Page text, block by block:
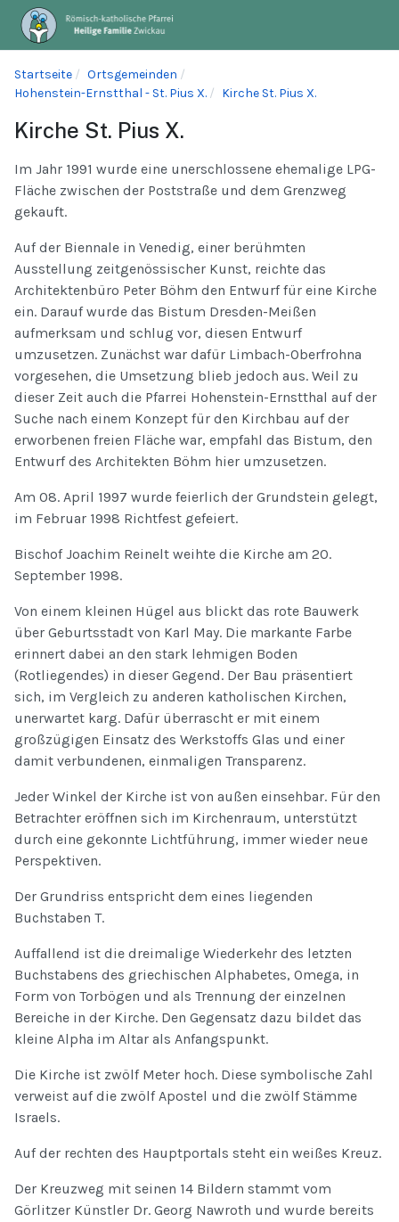
Startseite
Ortsgemeinden
Hohenstein-Ernstthal - St. Pius X.
Kirche St. Pius X.
Kirche St. Pius X.
Im Jahr 1991 wurde eine unerschlossene ehemalige LPG-
Fläche zwischen der Poststraße und dem Grenzweg
gekauft.
Auf der Biennale in Venedig, einer berühmten
Ausstellung zeitgenössischer Kunst, reichte das
Architektenbüro Peter Böhm den Entwurf für eine Kirche
ein. Darauf wurde das Bistum Dresden-Meißen
aufmerksam und schlug vor, diesen Entwurf
umzusetzen. Zunächst war dafür Limbach-Oberfrohna
vorgesehen, die Umsetzung blieb jedoch aus. Weil zu
dieser Zeit auch die Pfarrei Hohenstein-Ernstthal auf der
Suche nach einem Konzept für den Kirchbau auf der
erworbenen freien Fläche war, empfahl das Bistum, den
Entwurf des Architekten Böhm hier umzusetzen.
Am 08. April 1997 wurde feierlich der Grundstein gelegt,
im Februar 1998 Richtfest gefeiert.
Bischof Joachim Reinelt weihte die Kirche am 20.
September 1998.
Von einem kleinen Hügel aus blickt das rote Bauwerk
über Geburtsstadt von Karl May. Die markante Farbe
erinnert dabei an den stark lehmigen Boden
(Rotliegendes) in dieser Gegend. Der Bau präsentiert
sich, im Vergleich zu anderen katholischen Kirchen,
unerwartet karg. Dafür überrascht er mit einem
großzügigen Einsatz des Werkstoffs Glas und einer
damit verbundenen, einmaligen Transparenz.
Jeder Winkel der Kirche ist von außen einsehbar. Für den
Betrachter eröffnen sich im Kirchenraum, unterstützt
durch eine gekonnte Lichtführung, immer wieder neue
Perspektiven.
Der Grundriss entspricht dem eines liegenden
Buchstaben T.
Auffallend ist die dreimalige Wiederkehr des letzten
Buchstabens des griechischen Alphabetes, Omega, in
Form von Torbögen und als Trennung der einzelnen
Bereiche in der Kirche. Den Gegensatz dazu bildet das
kleine Alpha im Altar als Anfangspunkt.
Die Kirche ist zwölf Meter hoch. Diese symbolische Zahl
verweist auf die zwölf Apostel und die zwölf Stämme
Israels.
Auf der rechten des Hauptportals steht ein weißes Kreuz.
Der Kreuzweg mit seinen 14 Bildern stammt vom
Görlitzer Künstler Dr. Georg Nawroth und wurde bereits